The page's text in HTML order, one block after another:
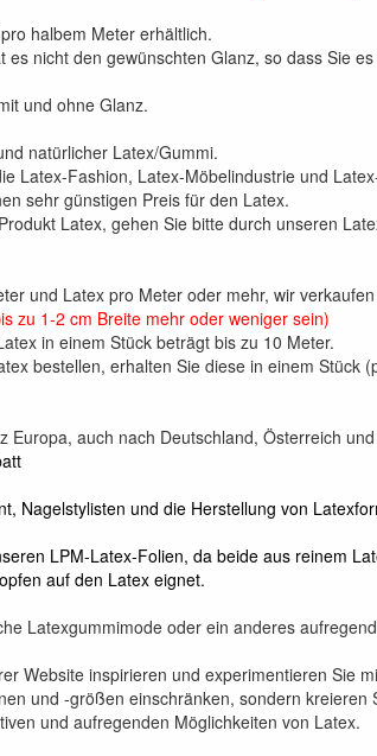
halbem Meter erhältlich.
nicht den gewünschten Glanz, so dass Sie
und ohne Glanz.
natürlicher Latex/Gummi.
Latex-Fashion, Latex-Möbelindustrie und
sehr günstigen Preis für den Latex.
Latex, gehen Sie bitte durch unseren
und Latex pro Meter oder mehr, wir
zu 1-2 cm Breite mehr oder weniger sein)
in einem Stück beträgt bis zu 10 Meter.
bestellen, erhalten Sie diese in einem Stück
Europa, auch nach Deutschland, Österreich
Nagelstylisten und die Herstellung von
LPM-Latex-Folien, da beide aus reinem
auf den Latex eignet.
Latexgummimode oder ein anderes
Website inspirieren und experimentieren Sie
und -größen einschränken, sondern
und aufregenden Möglichkeiten von Latex.